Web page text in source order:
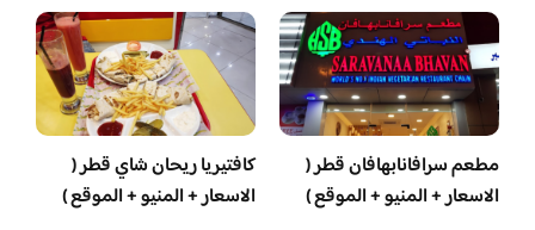
مطعم سرافانابهافان قطر (
الاسعار + المنيو + الموقع )
كافتيريا ريحان شاي قطر (
الاسعار + المنيو + الموقع )